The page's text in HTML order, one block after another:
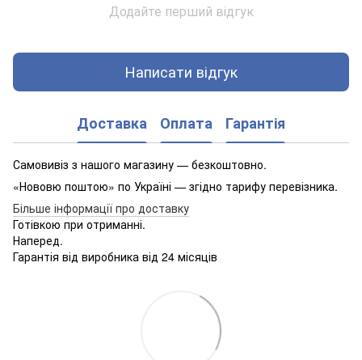
Додайте перший відгук
Написати відгук
Доставка Оплата Гарантія
Самовивіз з нашого магазину — безкоштовно.
«Нововю поштою» по Україні — згідно тарифу перевізника.
Більше інформації про доставку
Готівкою при отриманні.
Наперед.
Гарантія від виробника від 24 місяців